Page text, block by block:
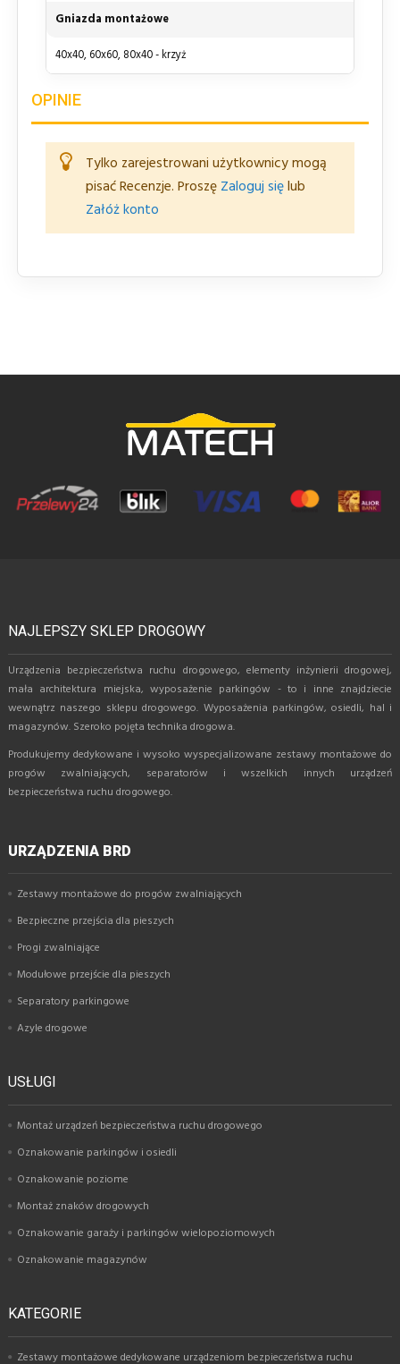
Gniazda montażowe
40x40, 60x60, 80x40 - krzyż
OPINIE
Tylko zarejestrowani użytkownicy mogą
pisać Recenzje. Proszę Zaloguj sięlub
Załóż konto
NAJLEPSZY SKLEP DROGOWY
Urządzenia bezpieczeństwa ruchu drogowego, elementy inżynierii drogowej,
mała architektura miejska, wyposażenie parkingów - to i inne znajdziecie
wewnątrz naszego sklepu drogowego. Wyposażenia parkingów, osiedli, hal i
magazynów. Szeroko pojęta technika drogowa.
Produkujemy dedykowane i wysoko wyspecjalizowane zestawy montażowe do
progów zwalniających, separatorów i wszelkich innych urządzeń
bezpieczeństwa ruchu drogowego.
URZĄDZENIA BRD
Zestawy montażowe do progów zwalniających
Bezpieczne przejścia dla pieszych
Progi zwalniające
Modułowe przejście dla pieszych
Separatory parkingowe
Azyle drogowe
USŁUGI
Montaż urządzeń bezpieczeństwa ruchu drogowego
Oznakowanie parkingów i osiedli
Oznakowanie poziome
Montaż znaków drogowych
Oznakowanie garaży i parkingów wielopoziomowych
Oznakowanie magazynów
KATEGORIE
Zestawy montażowe dedykowane urządzeniom bezpieczeństwa ruchu